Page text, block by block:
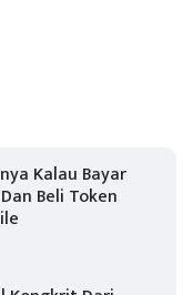
Kalau Bayar
Beli Token